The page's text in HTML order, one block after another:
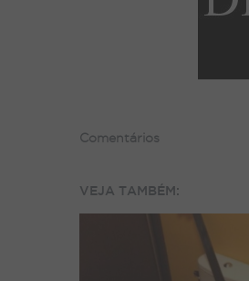
Comentários
VEJA TAMBÉM: